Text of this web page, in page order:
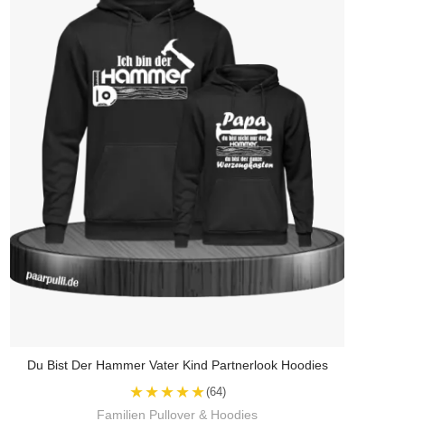
Du Bist Der Hammer Vater Kind Partnerlook Hoodies
★★★★★(64)
Familien Pullover & Hoodies